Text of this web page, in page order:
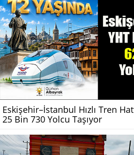
Eskişehir–İstanbul Hızlı Tren
25 Bin 730 Yolcu Taşıyor